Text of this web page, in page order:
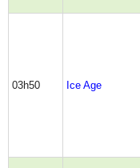
03h50 Ice Age